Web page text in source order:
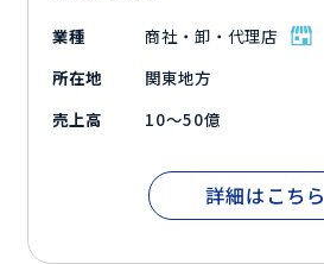
業種
商社・卸・代理店
所在地
関東地方
売上高
10～50億
詳細はこちら